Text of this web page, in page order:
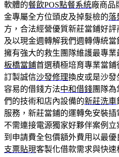
軟體的餐飲POS點餐系統廠商品
金專屬全方位頭皮及掉髮檢的落
方，合法經營優質新莊當鋪好評
及以現金週轉解我們週轉傳統
擁有強大的救生團隊維護最專
板橋當鋪首選積極培育專業當
訂製誠信沙發修理換皮或是沙發
容易的借錢方法中和借錢團隊
們的技術和店內設備的新莊洗車
服務，新莊當鋪的運轉免安裝插
不需連接電源獨家好夥伴案例
到申請費全包價額外費用以最
支票貼現客製化借款需求與快